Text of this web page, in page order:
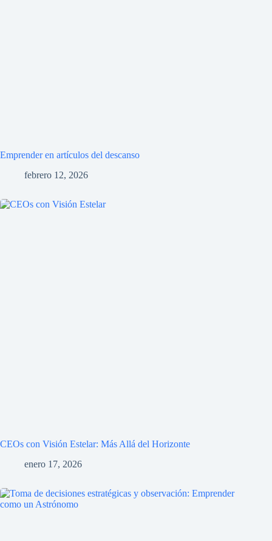
Emprender en artículos del descanso
febrero 12, 2026
CEOs con Visión Estelar: Más Allá del Horizonte
enero 17, 2026